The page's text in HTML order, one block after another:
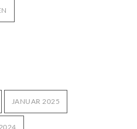
JANUAR 2025